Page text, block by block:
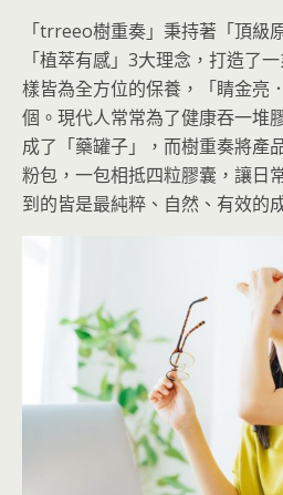
「trreeo樹重奏」秉持著「頂級
「植萃有感」3大理念，打造了
樣皆為全方位的保養，「睛金亮
個。現代人常常為了健康吞一堆
成了「藥罐子」，而樹重奏將產
粉包，一包相抵四粒膠囊，讓日
到的皆是最純粹、自然、有效的